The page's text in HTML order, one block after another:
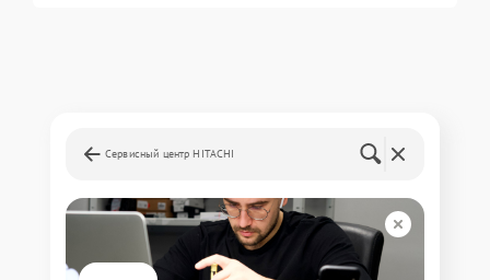
Сервисный центр HITACHI